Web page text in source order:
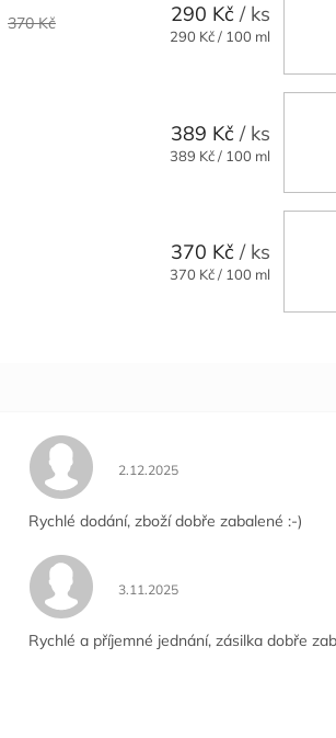
POSÍLENÍ ŽALUDKU
A SLEZINY-SLINIVKY
370 Kč 290 Kč / ks
Měrná
290 Kč / 100 ml
389 Kč / ks
Měrná
389 Kč / 100 ml
370 Kč / ks
Měrná
370 Kč / 100 ml
Hodnocení obchodu je 5 z 5
2.12.2025
Rychlé dodání, zboží dobře zabalené :-)
Hodnocení obchodu je 5 z 5
3.11.2025
Rychlé a příjemné jednání, zásilka dobře